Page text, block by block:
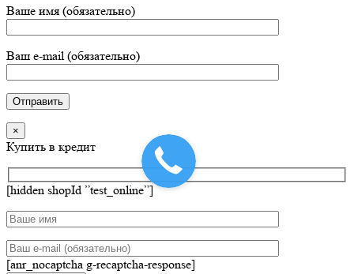
Ваше имя (обязательно)
Ваш e-mail (обязательно)
×
Купить в кредит
[hidden shopId ”test_online”]
[anr_nocaptcha g-recaptcha-response]